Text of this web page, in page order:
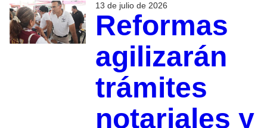
13 de julio de 2026
Reformas
agilizarán
trámites
notariales y